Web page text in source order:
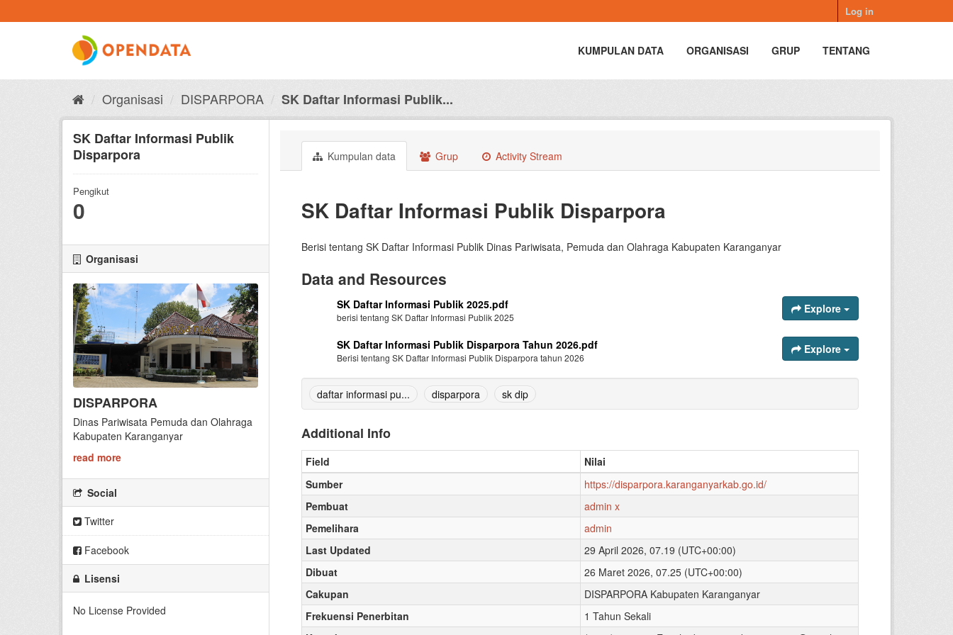
to
Log in
KUMPULAN DATA ORGANISASI GRUP TENTANG
Organisasi DISPARPORA SK Daftar Informasi Publik...
SK Daftar Informasi Publik
Disparpora
Pengikut
0
Organisasi
DISPARPORA
Dinas Pariwisata Pemuda dan Olahraga
Kabupaten Karanganyar
read more
Social
Twitter
Facebook
Lisensi
No License Provided
Kumpulan data Grup Activity Stream
SK Daftar Informasi Publik Disparpora
Berisi tentang SK Daftar Informasi Publik Dinas Pariwisata, Pemuda dan Olahraga Kabupaten Karanganyar
Data and Resources
SK Daftar Informasi Publik 2025.pdf
berisi tentang SK Daftar Informasi Publik 2025
Explore
SK Daftar Informasi Publik Disparpora Tahun 2026.pdf
Berisi tentang SK Daftar Informasi Publik Disparpora tahun 2026
Explore
daftar informasi pu... disparpora sk dip
Additional Info
Field
Nilai
Sumber
https://disparpora.karanganyarkab.go.id/
Pembuat
admin x
Pemelihara
admin
Last Updated
29 April 2026, 07.19 (UTC+00:00)
Dibuat
26 Maret 2026, 07.25 (UTC+00:00)
Cakupan
DISPARPORA Kabupaten Karanganyar
Frekuensi Penerbitan
1 Tahun Sekali